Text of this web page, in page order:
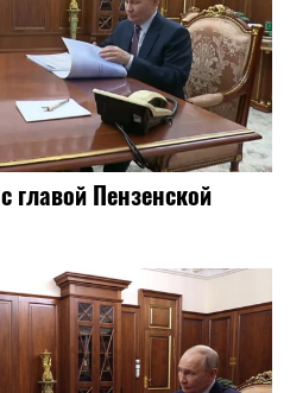
главой Пензенской